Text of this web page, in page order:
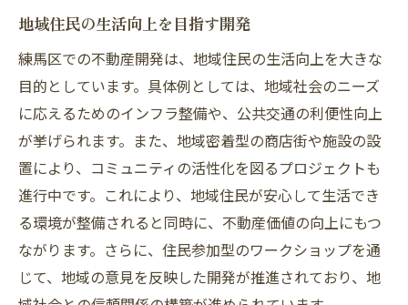
地域住民の生活向上を目指す開発
練馬区での不動産開発は、地域住民の生活向上を大きな
目的としています。具体例としては、地域社会のニーズ
に応えるためのインフラ整備や、公共交通の利便性向上
が挙げられます。また、地域密着型の商店街や施設の設
置により、コミュニティの活性化を図るプロジェクトも
進行中です。これにより、地域住民が安心して生活でき
る環境が整備されると同時に、不動産価値の向上にもつ
ながります。さらに、住民参加型のワークショップを通
じて、地域の意見を反映した開発が推進されており、地